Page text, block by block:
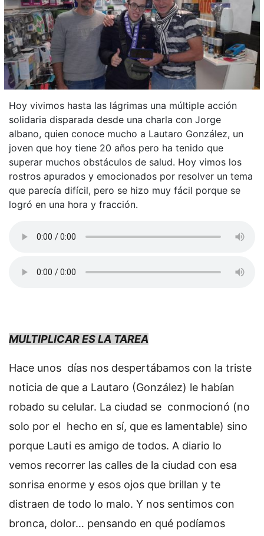
Hoy vivimos hasta las lágrimas una múltiple acción
solidaria disparada desde una charla con Jorge
albano, quien conoce mucho a Lautaro González, un
joven que hoy tiene 20 años pero ha tenido que
superar muchos obstáculos de salud. Hoy vimos los
rostros apurados y emocionados por resolver un tema
que parecía difícil, pero se hizo muy fácil porque se
logró en una hora y fracción.
MULTIPLICAR ES LA TAREA
Hace unos días nos despertábamos con la triste
noticia de que a Lautaro (González) le habían
robado su celular. La ciudad se conmocionó (no
solo por el hecho en sí, que es lamentable) sino
porque Lauti es amigo de todos. A diario lo
vemos recorrer las calles de la ciudad con esa
sonrisa enorme y esos ojos que brillan y te
distraen de todo lo malo. Y nos sentimos con
bronca, dolor… pensando en qué podíamos